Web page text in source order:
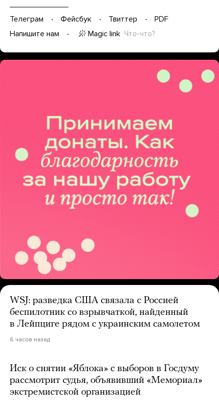
Телеграм Фейсбук Твиттер
PDF
Напишите нам
Magic link Что-что?
WSJ: разведка США связала с Россией
беспилотник со взрывчаткой, найденный
в Лейпциге рядом с украинским самолетом
6 часов назад
Иск о снятии «Яблока» с выборов в Госдуму
рассмотрит судья, объявивший «Мемориал»
экстремистской организацией